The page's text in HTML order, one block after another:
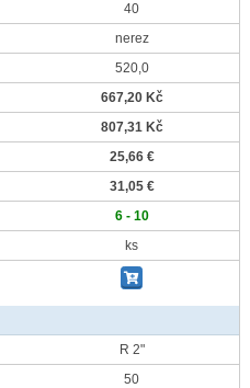
40
nerez
520,0
667,20 Kč
807,31 Kč
25,66 €
31,05 €
6 - 10
ks
R 2"
50